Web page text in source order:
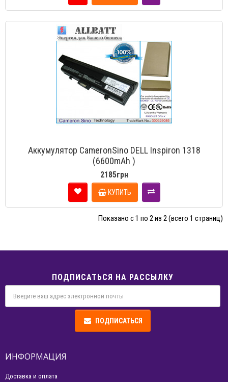
Аккумулятор CameronSino DELL Inspiron 1318
(6600mAh )
2185грн
КУПИТЬ
Показано с 1 по 2 из 2 (всего 1 страниц)
ПОДПИСАТЬСЯ НА РАССЫЛКУ
ПОДПИСАТЬСЯ
ИНФОРМАЦИЯ
Доставка и оплата